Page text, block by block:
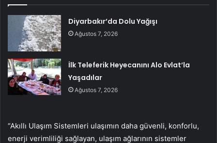
Diyarbakır’da Dolu Yağışı
Ağustos 7, 2026
İlk Teleferik Heyecanını Alo Evlat’la
Yaşadılar
Ağustos 7, 2026
“Akıllı Ulaşım Sistemleri ulaşımın daha güvenli, konforlu,
enerji verimliliği sağlayan, ulaşım ağlarının sistemler